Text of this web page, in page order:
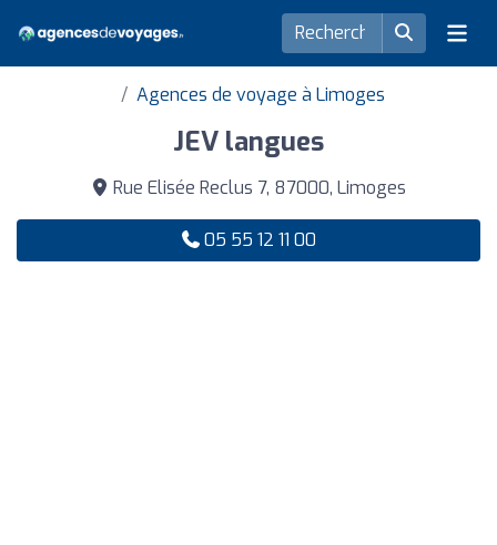
Agences de voyage à Limoges
JEV langues
Rue Elisée Reclus 7, 87000, Limoges
05 55 12 11 00